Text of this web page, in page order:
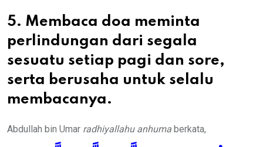
5. Membaca doa meminta
perlindungan dari segala
sesuatu setiap pagi dan sore,
serta berusaha untuk selalu
membacanya.
Abdullah bin Umar radhiyallahu anhuma berkata,